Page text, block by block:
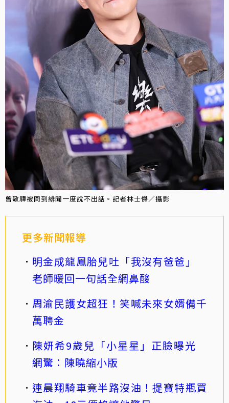
曾敬驊被問到緋聞一度說不出話。記者林士傑／攝影
更多新聞報導
明金成龍鳳胎兒吐「我沒有爸爸」
老師暖回一句話全網鼻酸
周渝民護女超狂！笑喊未來女婿備千
萬聘金
陳妍希9歲兒「小星星」正臉曝光
網驚：陳曉縮小版
連晨翔騎車竟半路沒油！提寶特瓶買